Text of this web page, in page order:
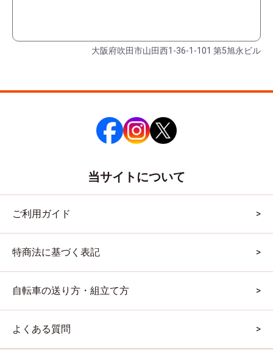
大阪府吹田市山田西1-36-1-101 第5旭永ビル
当サイトについて
ご利用ガイド
特商法に基づく表記
自転車の送り方・組立て方
よくある質問